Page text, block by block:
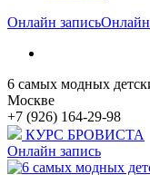
Онлайн записьОнлайн
6 самых модных
Москве
+7 (926) 164-29-98
КУРС БРОВИСТА
Онлайн запись